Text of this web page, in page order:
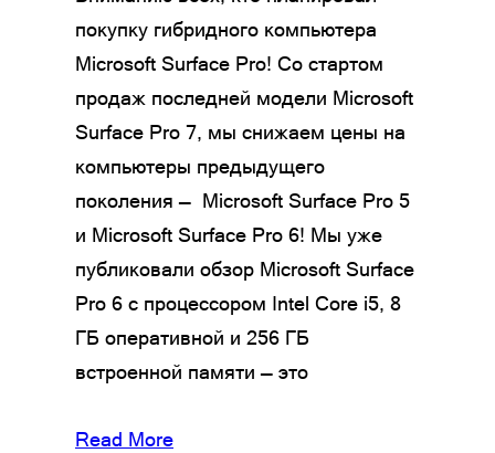
покупку гибридного компьютера
Microsoft Surface Pro! Со стартом
продаж последней модели Microsoft
Surface Pro 7, мы снижаем цены на
компьютеры предыдущего
поколения — Microsoft Surface Pro 5
и Microsoft Surface Pro 6! Мы уже
публиковали обзор Microsoft Surface
Pro 6 с процессором Intel Core i5, 8
ГБ оперативной и 256 ГБ
встроенной памяти — это
Read More